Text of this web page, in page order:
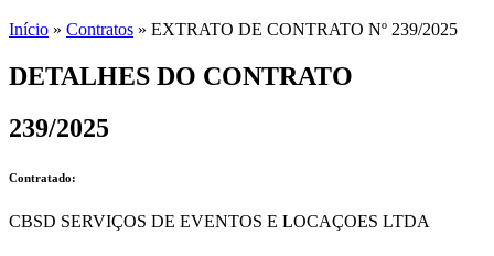
Início » Contratos » EXTRATO DE CONTRATO Nº 239/2025
DETALHES DO CONTRATO​
239/2025
Contratado:
CBSD SERVIÇOS DE EVENTOS E LOCAÇOES LTDA